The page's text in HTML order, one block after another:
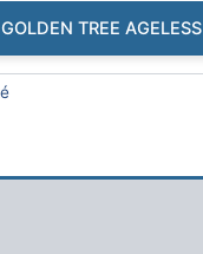
€39.00.
TREE AGELESS